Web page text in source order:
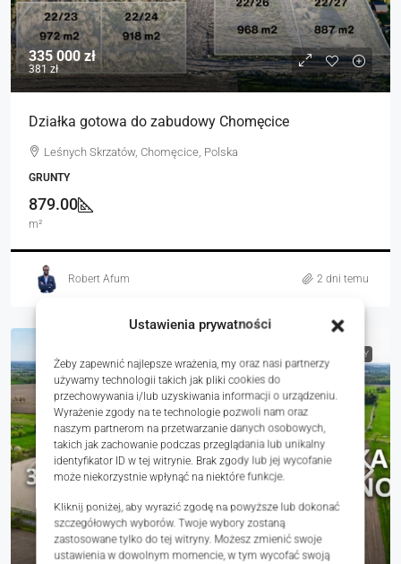
Ustawienia prywatności
Żeby zapewnić najlepsze wrażenia, my oraz nasi partnerzy
używamy technologii takich jak pliki cookies do
przechowywania i/lub uzyskiwania informacji o urządzeniu.
Wyrażenie zgody na te technologie pozwoli nam oraz
naszym partnerom na przetwarzanie danych osobowych,
takich jak zachowanie podczas przeglądania lub unikalny
identyfikator ID w tej witrynie. Brak zgody lub jej wycofanie
może niekorzystnie wpłynąć na niektóre funkcje.
Kliknij poniżej, aby wyrazić zgodę na powyższe lub dokonać
szczegółowych wyborów. Twoje wybory zostaną
zastosowane tylko do tej witryny. Możesz zmienić swoje
ustawienia w dowolnym momencie, w tym wycofać swoją
335 000 zł
381 zł
Działka gotowa do zabudowy Chomęcice
Leśnych Skrzatów, Chomęcice, Polska
GRUNTY
879.00
m²
Robert Afum 2 dni temu
RYNEK WTÓRNY